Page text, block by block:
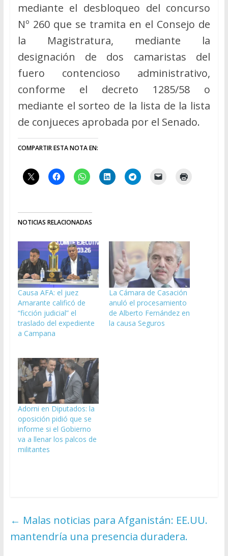
mediante el desbloqueo del concurso
Nº 260 que se tramita en el Consejo de
la Magistratura, mediante la
designación de dos camaristas del
fuero contencioso administrativo,
conforme el decreto 1285/58 o
mediante el sorteo de la lista de la lista
de conjueces aprobada por el Senado.
COMPARTIR ESTA NOTA EN:
NOTICIAS RELACIONADAS
Causa AFA: el juez
Amarante calificó de
“ficción judicial” el
traslado del expediente
a Campana
La Cámara de Casación
anuló el procesamiento
de Alberto Fernández en
la causa Seguros
Adorni en Diputados: la
oposición pidió que se
informe si el Gobierno
va a llenar los palcos de
militantes
← Malas noticias para Afganistán: EE.UU.
mantendría una presencia duradera.